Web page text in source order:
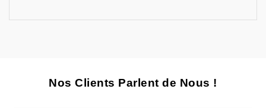
Nos Clients Parlent de Nous !